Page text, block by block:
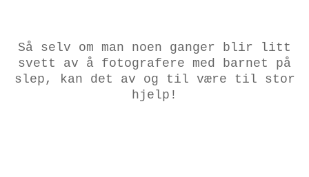
Så selv om man noen ganger blir litt
svett av å fotografere med barnet på
slep, kan det av og til være til stor
hjelp!